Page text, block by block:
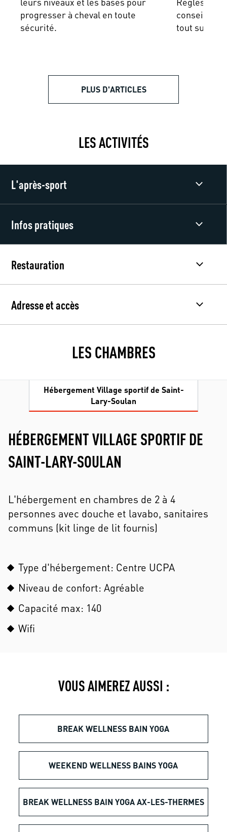
progresser à cheval en toute
sécurité.
conseils
tout sur
PLUS D'ARTICLES
LES ACTIVITÉS
L'après-sport
Infos pratiques
Restauration
Adresse et accès
LES CHAMBRES
Hébergement Village sportif de Saint-
Lary-Soulan
HÉBERGEMENT VILLAGE SPORTIF DE
SAINT-LARY-SOULAN
L'hébergement en chambres de 2 à 4
personnes avec douche et lavabo, sanitaires
communs (kit linge de lit fournis)
Type d'hébergement: Centre UCPA
Niveau de confort: Agréable
Capacité max: 140
Wifi
VOUS AIMEREZ AUSSI :
BREAK WELLNESS BAIN YOGA
WEEKEND WELLNESS BAINS YOGA
BREAK WELLNESS BAIN YOGA AX-LES-THERMES